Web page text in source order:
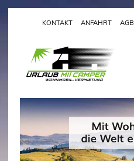
KONTAKT ANFAHRT AGB